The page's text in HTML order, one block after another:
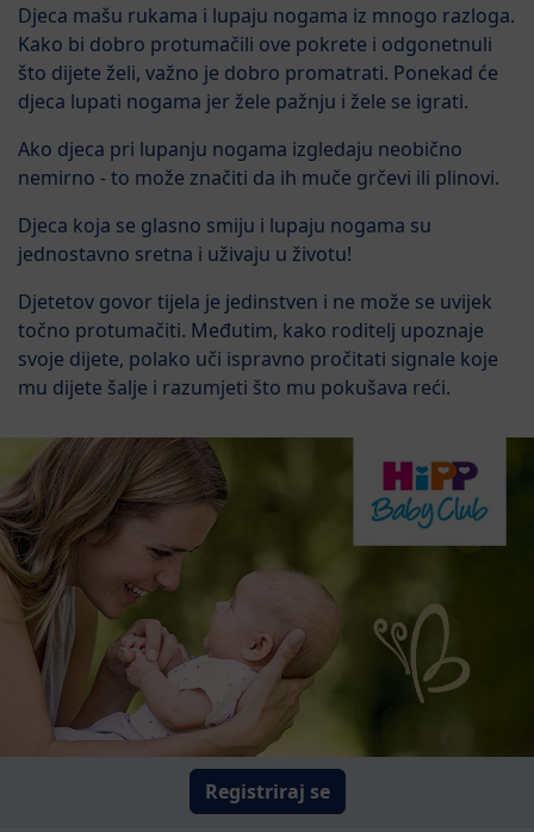
Djeca mašu rukama i lupaju nogama iz mnogo razloga.
Kako bi dobro protumačili ove pokrete i odgonetnuli
što dijete želi, važno je dobro promatrati. Ponekad će
djeca lupati nogama jer žele pažnju i žele se igrati.
Ako djeca pri lupanju nogama izgledaju neobično
nemirno - to može značiti da ih muče grčevi ili plinovi.
Djeca koja se glasno smiju i lupaju nogama su
jednostavno sretna i uživaju u životu!
Djetetov govor tijela je jedinstven i ne može se uvijek
točno protumačiti. Međutim, kako roditelj upoznaje
svoje dijete, polako uči ispravno pročitati signale koje
mu dijete šalje i razumjeti što mu pokušava reći.
Registriraj se